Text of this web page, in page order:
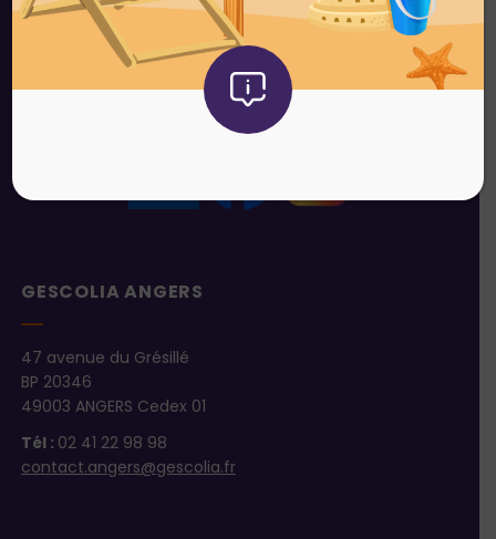
SUIVEZ-NOUS SUR LES RÉSEAUX
SOCIAUX !
GESCOLIA ANGERS
47 avenue du Grésillé
BP 20346
49003 ANGERS Cedex 01
Tél : 02 41 22 98 98
contact.angers@gescolia.fr